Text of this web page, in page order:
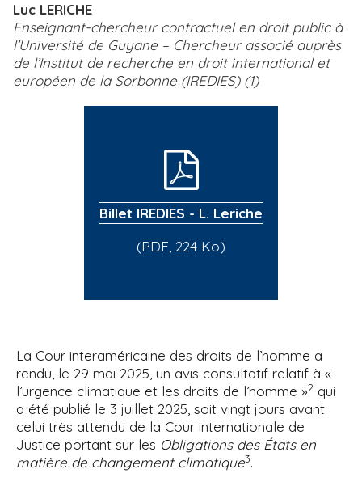
Luc LERICHE
Enseignant-chercheur contractuel en droit public à
l’Université de Guyane – Chercheur associé auprès
de l’Institut de recherche en droit international et
européen de la Sorbonne (IREDIES) (1)
Billet IREDIES - L. Leriche
(PDF, 224 Ko)
La Cour interaméricaine des droits de l’homme a
rendu, le 29 mai 2025, un avis consultatif relatif à «
l’urgence climatique et les droits de l’homme »2 qui
a été publié le 3 juillet 2025, soit vingt jours avant
celui très attendu de la Cour internationale de
Justice portant sur les Obligations des États en
matière de changement climatique3.